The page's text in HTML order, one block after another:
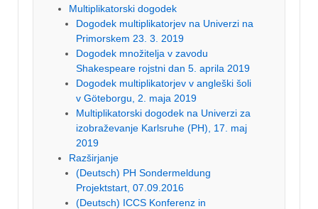
Multiplikatorski dogodek
Dogodek multiplikatorjev na Univerzi na
Primorskem 23. 3. 2019
Dogodek množitelja v zavodu
Shakespeare rojstni dan 5. aprila 2019
Dogodek multiplikatorjev v angleški šoli
v Göteborgu, 2. maja 2019
Multiplikatorski dogodek na Univerzi za
izobraževanje Karlsruhe (PH), 17. maj
2019
Razširjanje
(Deutsch) PH Sondermeldung
Projektstart, 07.09.2016
(Deutsch) ICCS Konferenz in